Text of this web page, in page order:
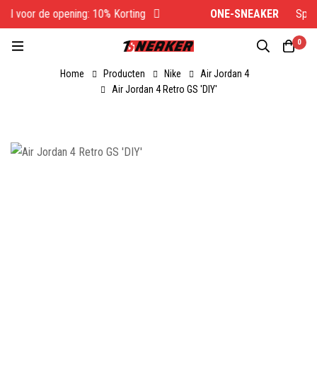
voor de opening: 10% Korting ONE-SNEAKER
0
Home Producten Nike
Air Jordan 4
Air Jordan 4 Retro GS 'DIY'